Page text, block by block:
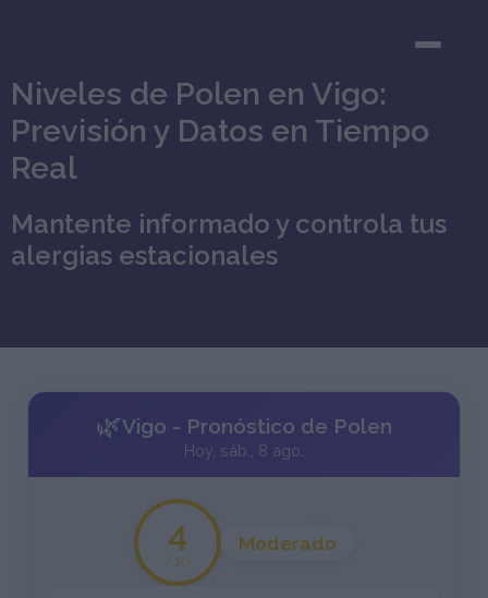
Niveles de Polen en Vigo:
Previsión y Datos en Tiempo
Real
Mantente informado y controla tus
alergias estacionales
🌿Vigo - Pronóstico de Polen
Hoy, sáb., 8 ago.
4
/10
Moderado